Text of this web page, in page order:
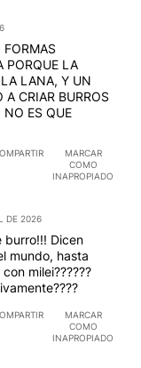
FORMAS
PORQUE LA
LA LANA, Y UN
A CRIAR BURROS
NO ES QUE
MARCAR
COMO
INAPROPIADO
DE 2026
burro!!! Dicen
mundo, hasta
milei??????
MARCAR
COMO
INAPROPIADO